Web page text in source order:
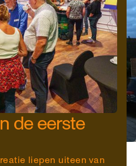
de eerste
liepen uiteen van